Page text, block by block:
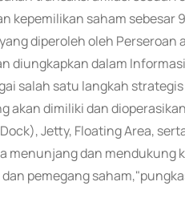
kepemilikan saham
diperoleh oleh Perseroan
diungkapkan dalam
salah satu langkah
akan dimiliki dan
Dock), Jetty, Floating Area,
menunjang dan mendukung
dan pemegang